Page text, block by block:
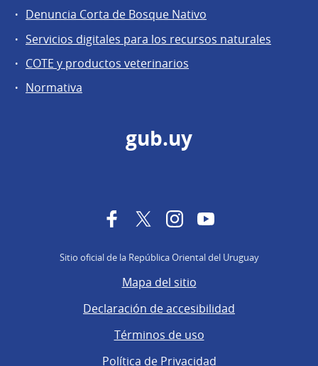
Denuncia Corta de Bosque Nativo
Servicios digitales para los recursos naturales
COTE y productos veterinarios
Normativa
gub.uy
FacebookTwitterInstagramYouTube
Sitio oficial de la República Oriental del Uruguay
Mapa del sitio
Declaración de accesibilidad
Términos de uso
Política de Privacidad